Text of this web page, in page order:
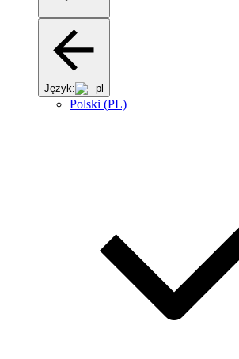
Język: pl
Polski (PL)